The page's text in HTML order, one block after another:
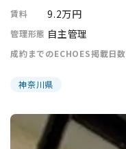
賃料 9.2万円
管理形態 自主管理
成約までのECHOES掲載日数
神奈川県